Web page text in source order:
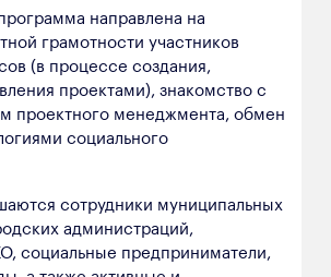
направлена на
грамотности участников
(в процессе создания,
проектами), знакомство с
проектного менеджмента, обмен
социального
сотрудники муниципальных
администраций,
социальные предприниматели,